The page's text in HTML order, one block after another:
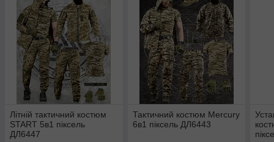
Літній тактичний костюм
START 5в1 піксель
ДЛ6447
Тактичний костюм Mercury
6в1 піксель ДЛ6443